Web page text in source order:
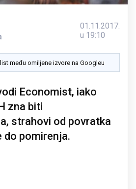
01.11.2017.
u 19:10
među omiljene izvore na Googleu
Economist, iako
zna biti
strahovi od povratka
do pomirenja.